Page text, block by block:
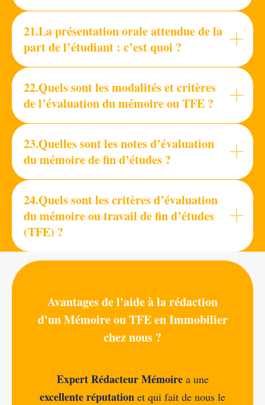
21.La présentation orale attendue de la
part de l’étudiant : c’est quoi ?
22.Quels sont les modalités et critères
de l’évaluation du mémoire ou TFE ?
23.Quelles sont les notes d’évaluation
du mémoire de fin d’études ?
24.Quels sont les critères d’évaluation
du mémoire ou travail de fin d’études
(TFE) ?
Avantages de l'aide à la rédaction
d'un Mémoire ou TFE en Immobilier
chez nous ?
Expert Rédacteur Mémoirea une
excellente réputation et qui fait de nous le